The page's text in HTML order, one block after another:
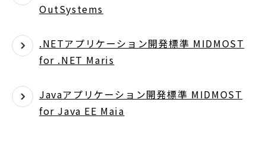
OutSystems
.NETアプリケーション開発標準 MIDMOST
for .NET Maris
Javaアプリケーション開発標準 MIDMOST
for Java EE Maia